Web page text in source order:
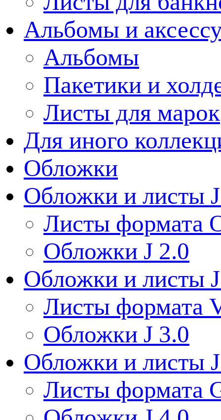
Альбомы и
Альбомы
Пакетики и
Листы для марок
Для иного
Обложки
Обложки и листы
Листы формата
Обложки J 2.0
Обложки и листы
Листы формата
Обложки J 3.0
Обложки и листы
Листы формата